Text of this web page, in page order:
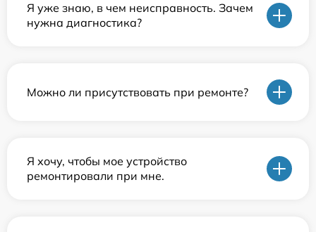
Я уже знаю, в чем неисправность. Зачем
нужна диагностика?
Можно ли присутствовать при ремонте?
Я хочу, чтобы мое устройство
ремонтировали при мне.